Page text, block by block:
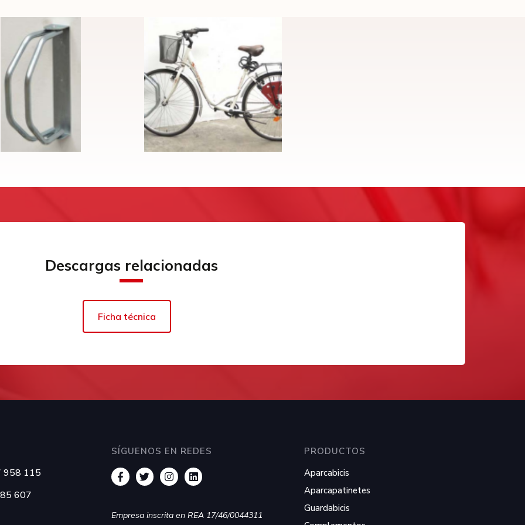
Descargas relacionadas
Ficha técnica
958 115
607
SÍGUENOS EN REDES
Empresa inscrita en REA 17/46/0044311
PRODUCTOS
Aparcabicis
Aparcapatinetes
Guardabicis
básica sobre protección de datos